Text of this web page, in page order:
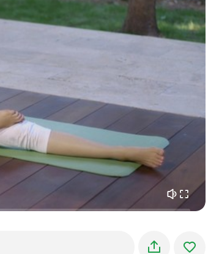
paz interior 01:27
01:34
chuva de verão
silêncio da montanha 02:00
brisa do mar 02:00
a voz do vento 02:00
floresta da primavera